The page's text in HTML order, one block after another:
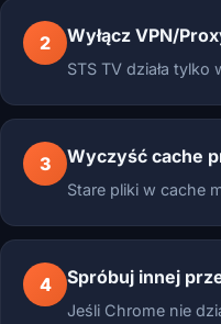
2 Wyłącz VPN/
STS TV działa
3 Wyczyść cache
Stare pliki w cache
4 Spróbuj innej
Jeśli Chrome nie